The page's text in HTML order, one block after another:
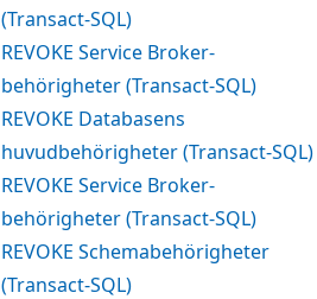
(Transact-SQL)
REVOKE Service Broker-
behörigheter (Transact-SQL)
REVOKE Databasens
huvudbehörigheter (Transact-SQL)
REVOKE Service Broker-
behörigheter (Transact-SQL)
REVOKE Schemabehörigheter
(Transact-SQL)